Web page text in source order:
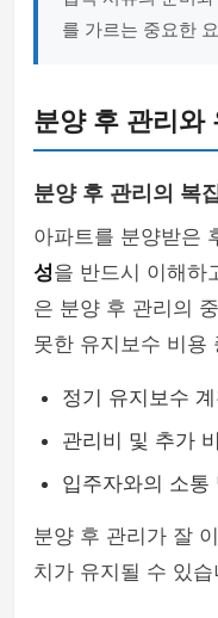
를 가르는 중요한
분양 후 관리와
분양 후 관리의 복
아파트를 분양받은
성을 반드시 이해하
은 분양 후 관리의
못한 유지보수 비용
정기 유지보수 계
관리비 및 추가
입주자와의 소통
분양 후 관리가 잘
치가 유지될 수 있습